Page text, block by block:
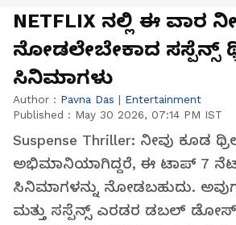
NETFLIX ನಲ್ಲಿ ಈ ವಾರ
ನೋಡಲೇಬೇಕಾದ ಸಸ್ಪೆನ್ಸ್
ಸಿನಿಮಾಗಳು
Author : Pavna Das | Entertainment
Published : May 30 2026, 07:14 PM IST
Suspense Thriller: ನೀವು ಕೂಡ
ಅಭಿಮಾನಿಯಾಗಿದ್ದರೆ, ಈ ಟಾಪ್ 7
ಸಿನಿಮಾಗಳನ್ನು ನೋಡಬಹುದು.
ಮತ್ತು ಸಸ್ಪೆನ್ಸ್ ಎರಡರ ಡಬಲ್ ಡೋಸ್